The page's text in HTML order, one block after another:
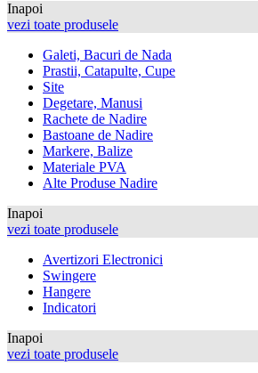
Inapoi
vezi toate produsele
Galeti, Bacuri de Nada
Prastii, Catapulte, Cupe
Site
Degetare, Manusi
Rachete de Nadire
Bastoane de Nadire
Markere, Balize
Materiale PVA
Alte Produse Nadire
Inapoi
vezi toate produsele
Avertizori Electronici
Swingere
Hangere
Indicatori
Inapoi
vezi toate produsele